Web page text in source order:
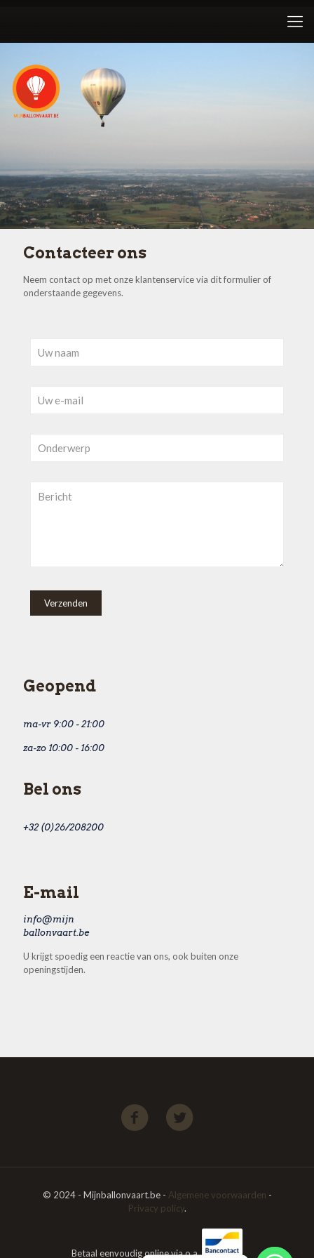
Contacteer ons
Neem contact op met onze klantenservice via dit formulier of
onderstaande gegevens.
Geopend
ma-vr 9:00 - 21:00
za-zo 10:00 - 16:00
Bel ons
+32 (0)26/208200
E-mail
info@mijn
ballonvaart.be
U krijgt spoedig een reactie van ons, ook buiten onze
openingstijden.
© 2024 - Mijnballonvaart.be - Algemene voorwaarden -
Privacy policy.
Betaal eenvoudig online via o.a.